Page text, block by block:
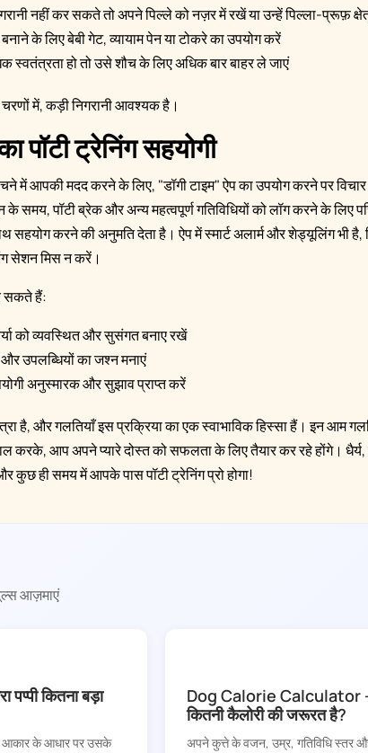
नहीं कर सकते तो अपने पिल्ले को नज़र में रखें या उन्हें पिल्ला-प्रूफ़
के लिए बेबी गेट, व्यायाम पेन या टोकरे का उपयोग करें
हो तो उसे शौच के लिए अधिक बार बाहर ले जाएं
में, कड़ी निगरानी आवश्यक है।
पॉटी ट्रेनिंग सहयोगी
में आपकी मदद करने के लिए, "डॉगी टाइम" ऐप का उपयोग करने पर
पॉटी ब्रेक और अन्य महत्वपूर्ण गतिविधियों को लॉग करने के लिए
सहयोग करने की अनुमति देता है। ऐप में स्मार्ट अलार्म और शेड्यूलिंग भी है,
सेशन मिस न करें।
सकते हैं:
को व्यवस्थित और सुसंगत बनाए रखें
उपलब्धियों का जश्न मनाएं
अनुस्मारक और सुझाव प्राप्त करें
है, और गलतियाँ इस प्रक्रिया का एक स्वाभाविक हिस्सा हैं। इन आम
करके, आप अपने प्यारे दोस्त को सफलता के लिए तैयार कर रहे होंगे।
कुछ ही समय में आपके पास पॉटी ट्रेनिंग प्रो होगा!
आज़माएं
कितना बड़ा
आकार के आधार पर उसके
Dog Calorie Calculator -
कितनी कैलोरी की जरूरत है?
अपने कुत्ते के वजन, उम्र, गतिविधि स्तर और